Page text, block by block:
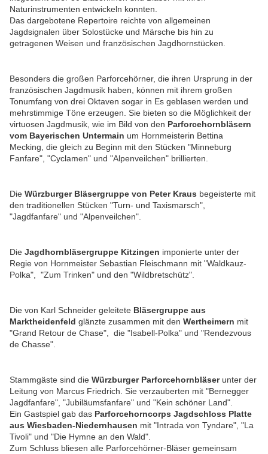
Naturinstrumenten entwickeln konnten.
Das dargebotene Repertoire reichte von allgemeinen
Jagdsignalen über Solostücke und Märsche bis hin zu
getragenen Weisen und französischen Jagdhornstücken.
Besonders die großen Parforcehörner, die ihren Ursprung in der
französischen Jagdmusik haben, können mit ihrem großen
Tonumfang von drei Oktaven sogar in Es geblasen werden und
mehrstimmige Töne erzeugen. Sie bieten so die Möglichkeit der
virtuosen Jagdmusik, wie im Bild von den Parforcehornbläsern
vom Bayerischen Untermain um Hornmeisterin Bettina
Mecking, die gleich zu Beginn mit den Stücken "Minneburg
Fanfare", "Cyclamen" und "Alpenveilchen" brillierten.
Die Würzburger Bläsergruppe von Peter Kraus begeisterte mit
den traditionellen Stücken "Turn- und Taxismarsch",
"Jagdfanfare" und "Alpenveilchen".
Die Jagdhornbläsergruppe Kitzingen imponierte unter der
Regie von Hornmeister Sebastian Fleischmann mit "Waldkauz-
Polka", "Zum Trinken" und den "Wildbretschütz".
Die von Karl Schneider geleitete Bläsergruppe aus
Marktheidenfeld glänzte zusammen mit den Wertheimern mit
"Grand Retour de Chase", die "Isabell-Polka" und "Rendezvous
de Chasse".
Stammgäste sind die Würzburger Parforcehornbläser unter der
Leitung von Marcus Friedrich. Sie verzauberten mit "Bernegger
Jagdfanfare", "Jubiläumsfanfare" und "Kein schöner Land".
Ein Gastspiel gab das Parforcehorncorps Jagdschloss Platte
aus Wiesbaden-Niedernhausen mit "Intrada von Tyndare", "La
Tivoli" und "Die Hymne an den Wald".
Zum Schluss bliesen alle Parforcehörner-Bläser gemeinsam